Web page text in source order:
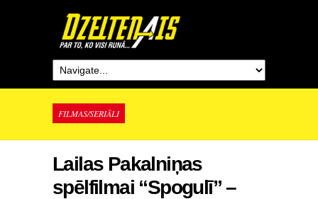
FILMAS/SERIĀLI
Lailas Pakalniņas
spēlfilmai “Spogulī” –